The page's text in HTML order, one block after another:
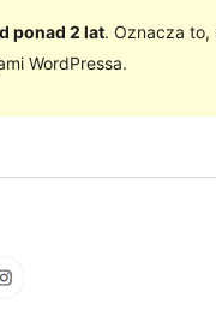
ponad 2 lat. Oznacza to,
WordPressa.